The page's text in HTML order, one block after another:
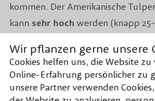
Wir pflanzen gerne unsere
Cookies helfen uns, die Website
Online-Erfahrung persönlicher zu
unsere Partner verwenden
kommen. Der Amerikanische
kann sehr hoch werden (knapp
zu den am schnellsten
Zuwachs von circa 30 bis 60 cm
Bedingungen). Auch die
Verwendung
Topf/Wurzelbal/kahler Wurzel